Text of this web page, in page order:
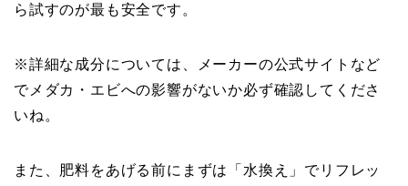
ら試すのが最も安全です。
※詳細な成分については、メーカーの公式サイトなど
でメダカ・エビへの影響がないか必ず確認してくださ
いね。
また、肥料をあげる前にまずは「水換え」でリフレッ